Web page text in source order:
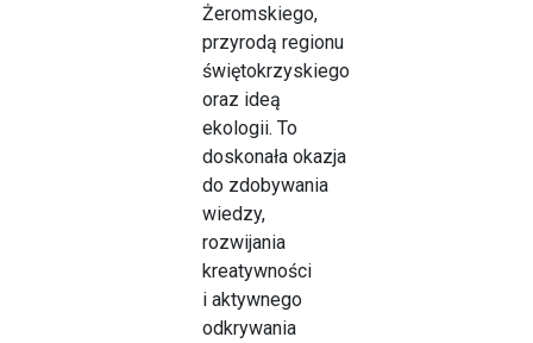
Żeromskiego,
przyrodą regionu
świętokrzyskiego
oraz ideą
ekologii. To
doskonała okazja
do zdobywania
wiedzy,
rozwijania
kreatywności
i aktywnego
odkrywania